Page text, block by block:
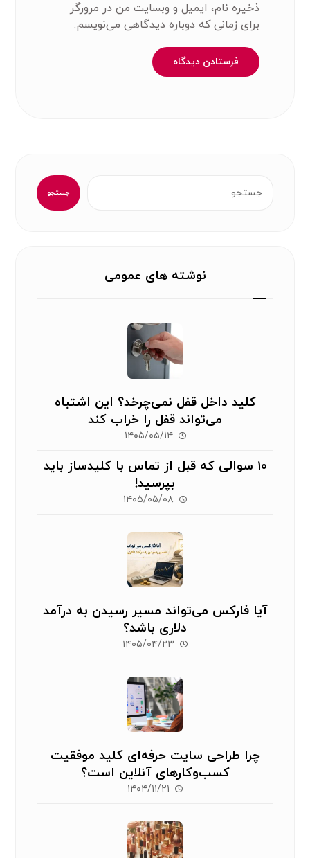
ذخیره نام، ایمیل و وبسایت من در مرورگر
برای زمانی که دوباره دیدگاهی می‌نویسم.
فرستادن دیدگاه
جستجو
نوشته های عمومی
کلید داخل قفل نمی‌چرخد؟ این اشتباه
می‌تواند قفل را خراب کند
۱۴۰۵/۰۵/۱۴
۱۰ سوالی که قبل از تماس با کلیدساز باید
بپرسید!
۱۴۰۵/۰۵/۰۸
آیا فارکس می‌تواند مسیر رسیدن به درآمد
دلاری باشد؟
۱۴۰۵/۰۴/۲۳
چرا طراحی سایت حرفه‌ای کلید موفقیت
کسب‌وکارهای آنلاین است؟
۱۴۰۴/۱۱/۲۱